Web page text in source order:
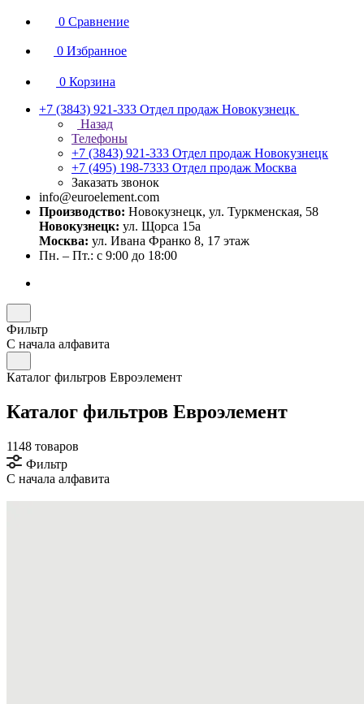
0 Сравнение
0 Избранное
0 Корзина
+7 (3843) 921-333 Отдел продаж Новокузнецк
Назад
Телефоны
+7 (3843) 921-333 Отдел продаж Новокузнецк
+7 (495) 198-7333 Отдел продаж Москва
Заказать звонок
info@euroelement.com
Производство: Новокузнецк, ул. Туркменская, 58
Новокузнецк: ул. Щорса 15а
Москва: ул. Ивана Франко 8, 17 этаж
Пн. – Пт.: с 9:00 до 18:00
Фильтр
С начала алфавита
Каталог фильтров Евроэлемент
Каталог фильтров Евроэлемент
1148 товаров
Фильтр
С начала алфавита